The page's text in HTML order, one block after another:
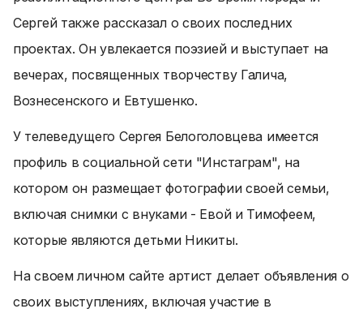
Сергей также рассказал о своих последних
проектах. Он увлекается поэзией и выступает на
вечерах, посвященных творчеству Галича,
Вознесенского и Евтушенко.
У телеведущего Сергея Белоголовцева имеется
профиль в социальной сети "Инстаграм", на
котором он размещает фотографии своей семьи,
включая снимки с внуками - Евой и Тимофеем,
которые являются детьми Никиты.
На своем личном сайте артист делает объявления о
своих выступлениях, включая участие в